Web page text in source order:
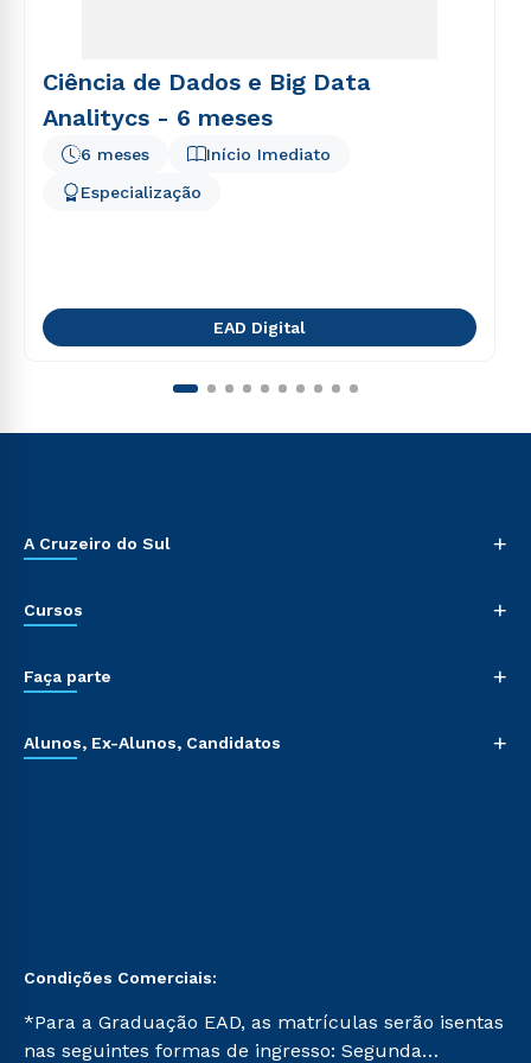
Ciência de Dados e Big Data
Analitycs - 6 meses
Início Imediato
6 meses
Especialização
EAD Digital
A Cruzeiro do Sul +
Cursos +
Faça parte +
Alunos, Ex-Alunos, Candidatos +
Condições Comerciais:
*Para a Graduação EAD, as matrículas serão isentas
nas seguintes formas de ingresso: Segunda